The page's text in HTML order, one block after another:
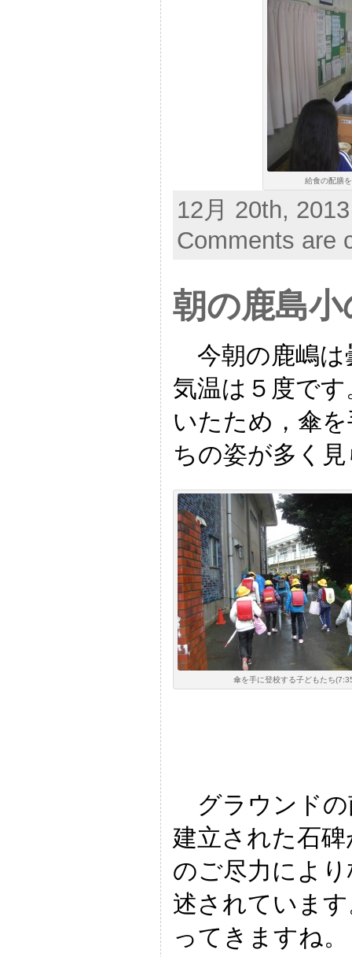
給食の配膳
12月 20th,
Comments are
朝の鹿島小
今朝の鹿嶋は
気温は５度で
いたため，傘
ちの姿が多く
傘を手に登校する子どもたち
グラウンドの
建立された石
のご尽力によ
述されていま
ってきますね。